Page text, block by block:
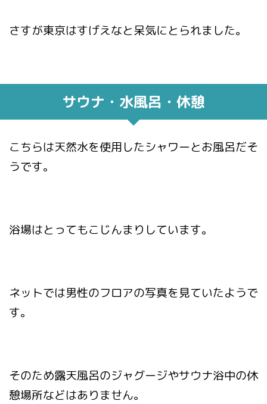
さすが東京はすげえなと呆気にとられました。
サウナ・水風呂・休憩
こちらは天然水を使用したシャワーとお風呂だそ
うです。
浴場はとってもこじんまりしています。
ネットでは男性のフロアの写真を見ていたようで
す。
そのため露天風呂のジャグージやサウナ浴中の休
憩場所などはありません。